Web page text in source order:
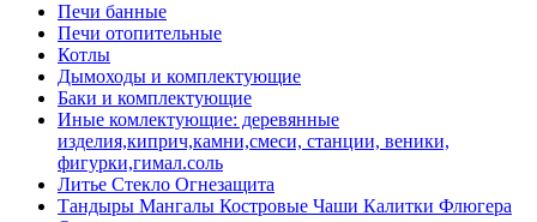
Печи банные
Печи отопительные
Котлы
Дымоходы и комплектующие
Баки и комплектующие
Иные комлектующие: деревянные
изделия,киприч,камни,смеси, станции, веники,
фигурки,гимал.соль
Литье Стекло Огнезащита
Тандыры Мангалы Костровые Чаши Калитки Флюгера